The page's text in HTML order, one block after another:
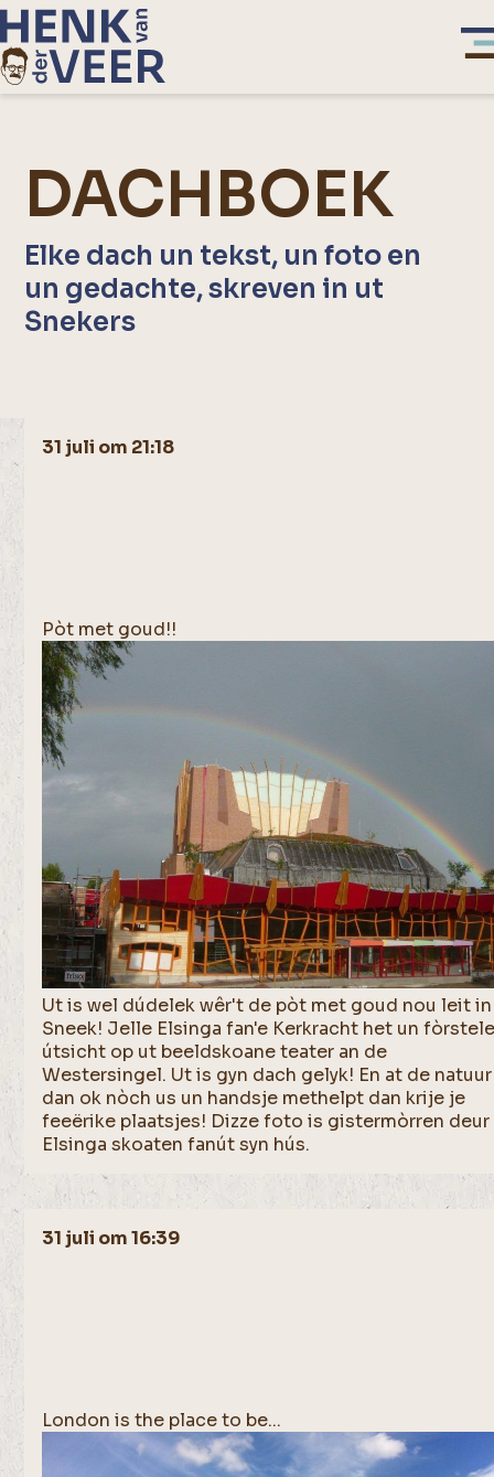
DACHBOEK
Elke dach un tekst, un foto en
un gedachte, skreven in ut
Snekers
31 juli om 21:18
Pòt met goud!!
Ut is wel dúdelek wêr't de pòt met goud nou leit in
Sneek! Jelle Elsinga fan'e Kerkracht het un
útsicht op ut beeldskoane teater an de
Westersingel. Ut is gyn dach gelyk! En at de natuur
dan ok nòch us un handsje methelpt dan krije je
feeërike plaatsjes! Dizze foto is gistermòrren deur
Elsinga skoaten fanút syn hús.
31 juli om 16:39
London is the place to be...